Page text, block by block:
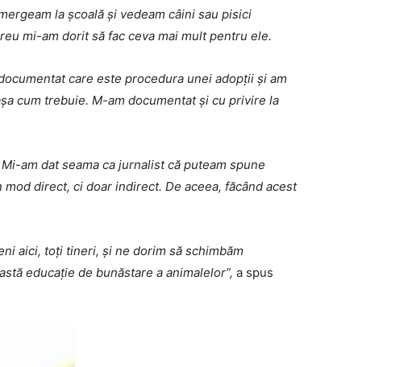
la școală și vedeam câini sau pisici
mi-am dorit să fac ceva mai mult pentru ele.
care este procedura unei adopții și am
cum trebuie. M-am documentat și cu privire la
am dat seama ca jurnalist că puteam spune
direct, ci doar indirect. De aceea, făcând acest
aici, toți tineri, și ne dorim să schimbăm
educație de bunăstare a animalelor”, a spus